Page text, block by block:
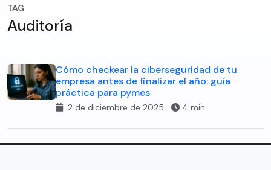
TAG
Auditoría
Cómo checkear la ciberseguridad de tu
empresa antes de finalizar el año: guía
práctica para pymes
2 de diciembre de 2025 4 min